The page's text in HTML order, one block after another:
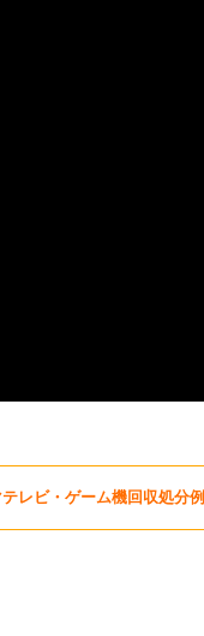
レビ・ゲーム機回収処分例